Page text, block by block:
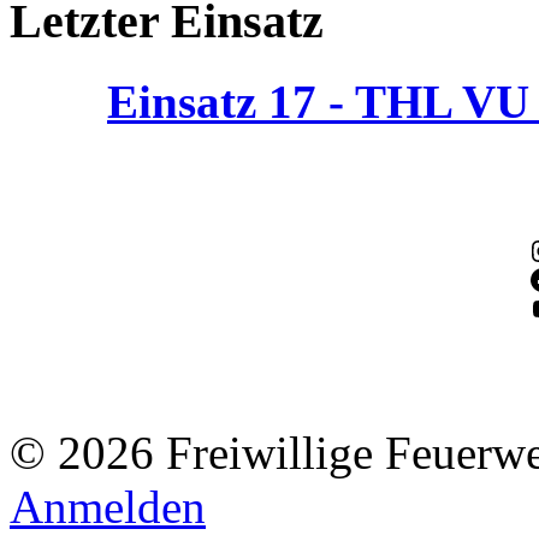
Letzter Einsatz
Einsatz 17 - THL
© 2026 Freiwillige
Anmelden